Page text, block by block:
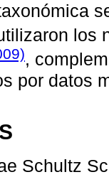
los
,
por datos
Schultz